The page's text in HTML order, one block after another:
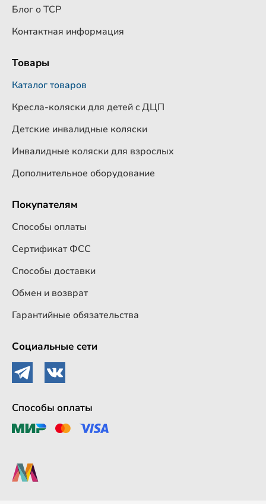
Блог о ТСР
Контактная информация
Товары
Каталог товаров
Кресла-коляски для детей c ДЦП
Детские инвалидные коляски
Инвалидные коляски для взрослых
Дополнительное оборудование
Покупателям
Способы оплаты
Сертификат ФСС
Способы доставки
Обмен и возврат
Гарантийные обязательства
Социальные сети
Способы оплаты